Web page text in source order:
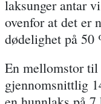
laksunger antar
ovenfor at det er
dødelighet på 50
En mellomstor
gjennomsnittlig